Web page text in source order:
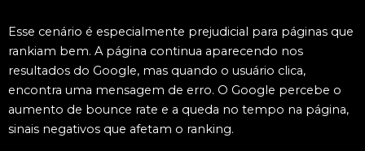
Esse cenário é especialmente prejudicial para páginas que
rankiam bem. A página continua aparecendo nos
resultados do Google, mas quando o usuário clica,
encontra uma mensagem de erro. O Google percebe o
aumento de bounce rate e a queda no tempo na página,
sinais negativos que afetam o ranking.